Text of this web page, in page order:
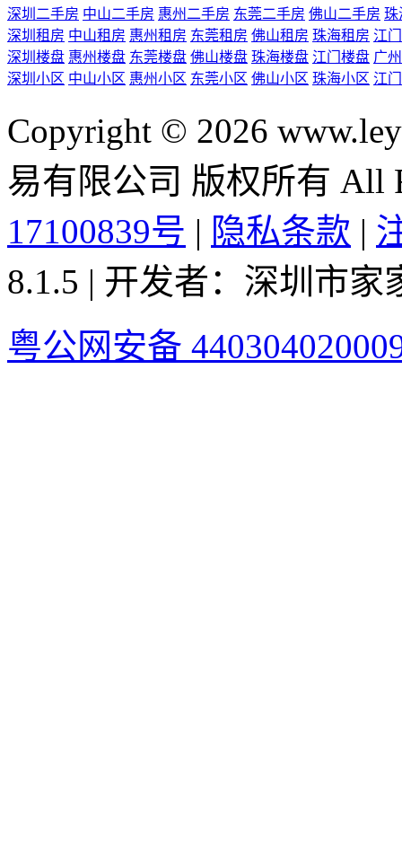
深圳二手房 中山二手房 惠州二手房 东莞二手房 佛山二手房 珠
深圳租房 中山租房 惠州租房 东莞租房 佛山租房 珠海租房 江
深圳楼盘 惠州楼盘 东莞楼盘 佛山楼盘 珠海楼盘 江门楼盘 广
深圳小区 中山小区 惠州小区 东莞小区 佛山小区 珠海小区 江
Copyright © 2026
易有限公司 版权所有 All
17100839号 | 隐私条款 |
8.1.5 | 开发者：深圳市
粤公网安备